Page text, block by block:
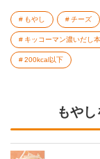
もやし チーズ
キッコーマン濃いだし
200kcal以下
もや